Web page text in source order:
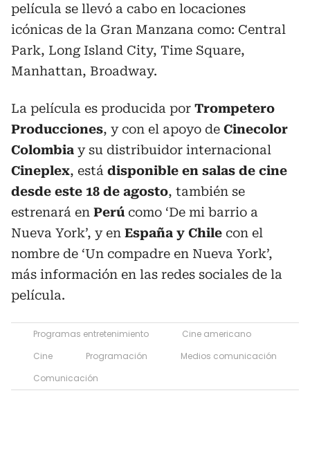
película se llevó a cabo en locaciones
icónicas de la Gran Manzana como: Central
Park, Long Island City, Time Square,
Manhattan, Broadway.
La película es producida por Trompetero
Producciones, y con el apoyo de Cinecolor
Colombia y su distribuidor internacional
Cineplex, está disponible en salas de cine
desde este 18 de agosto, también se
estrenará en Perú como ‘De mi barrio a
Nueva York’, y en España y Chile con el
nombre de ‘Un compadre en Nueva York’,
más información en las redes sociales de la
película.
Programas entretenimiento
Cine americano
Cine
Programación
Medios comunicación
Comunicación